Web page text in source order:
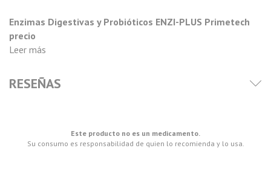
Enzimas Digestivas y Probióticos ENZI-PLUS Primetech
precio
Leer más
RESEÑAS
Este producto no es un medicamento.
Su consumo es responsabilidad de quien lo recomienda y lo usa.